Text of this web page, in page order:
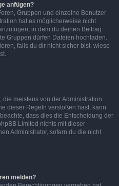
anfügen?
Gruppen und einzelne Benutzer
hat es möglicherweise nicht
in dem du deinen Beitrag
Gruppen dürfen Dateien hochladen.
falls du dir nicht sicher bist, wieso
meistens von der Administration
dieser Regeln verstoßen hast, kann
dass dies die Entscheidung der
Limited nichts mit dieser
Administrator, sofern du die nicht
melden?